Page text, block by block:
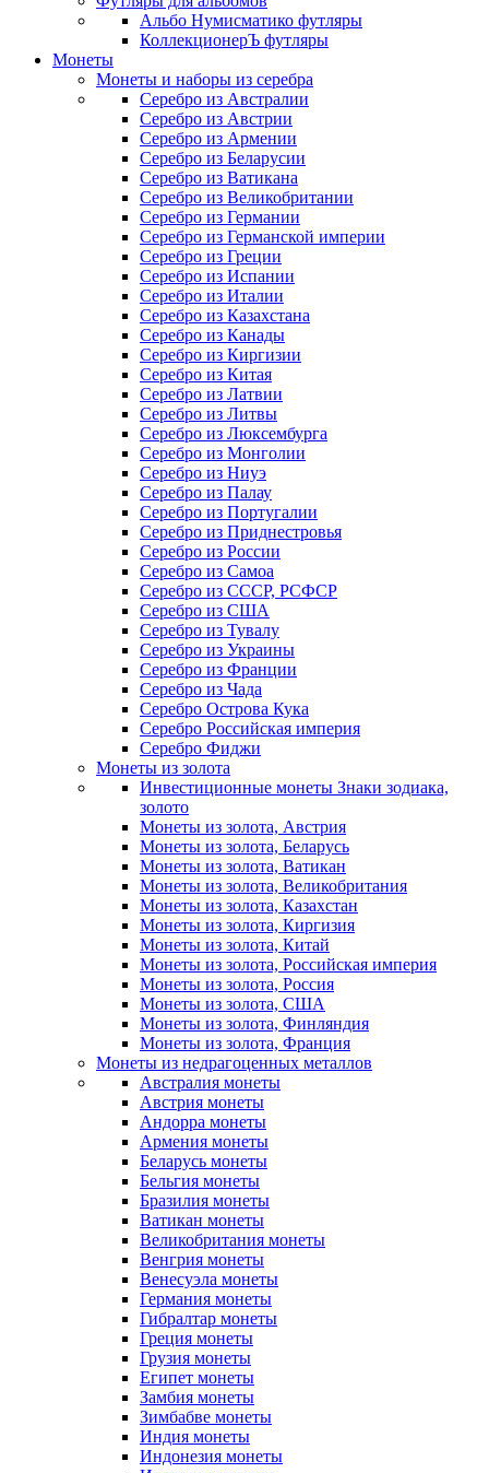
Альбо Нумисматико футляры
КоллекционерЪ футляры
Монеты
Монеты и наборы из серебра
Серебро из Австралии
Серебро из Австрии
Серебро из Армении
Серебро из Беларусии
Серебро из Ватикана
Серебро из Великобритании
Серебро из Германии
Серебро из Германской империи
Серебро из Греции
Серебро из Испании
Серебро из Италии
Серебро из Казахстана
Серебро из Канады
Серебро из Киргизии
Серебро из Китая
Серебро из Латвии
Серебро из Литвы
Серебро из Люксембурга
Серебро из Монголии
Серебро из Ниуэ
Серебро из Палау
Серебро из Португалии
Серебро из Приднестровья
Серебро из России
Серебро из Самоа
Серебро из СССР, РСФСР
Серебро из США
Серебро из Тувалу
Серебро из Украины
Серебро из Франции
Серебро из Чада
Серебро Острова Кука
Серебро Российская империя
Серебро Фиджи
Монеты из золота
Инвестиционные монеты Знаки зодиака,
золото
Монеты из золота, Австрия
Монеты из золота, Беларусь
Монеты из золота, Ватикан
Монеты из золота, Великобритания
Монеты из золота, Казахстан
Монеты из золота, Киргизия
Монеты из золота, Китай
Монеты из золота, Российская империя
Монеты из золота, Россия
Монеты из золота, США
Монеты из золота, Финляндия
Монеты из золота, Франция
Монеты из недрагоценных металлов
Австралия монеты
Австрия монеты
Андорра монеты
Армения монеты
Беларусь монеты
Бельгия монеты
Бразилия монеты
Ватикан монеты
Великобритания монеты
Венгрия монеты
Венесуэла монеты
Германия монеты
Гибралтар монеты
Греция монеты
Грузия монеты
Египет монеты
Замбия монеты
Зимбабве монеты
Индия монеты
Индонезия монеты